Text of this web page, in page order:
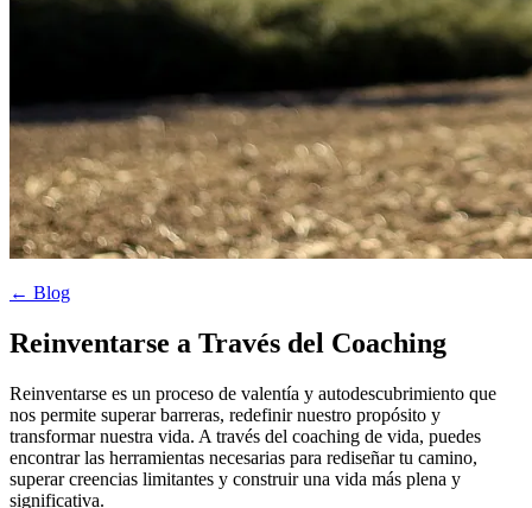
← Blog
Reinventarse a Través del Coaching
Reinventarse es un proceso de valentía y autodescubrimiento que
nos permite superar barreras, redefinir nuestro propósito y
transformar nuestra vida. A través del coaching de vida, puedes
encontrar las herramientas necesarias para rediseñar tu camino,
superar creencias limitantes y construir una vida más plena y
significativa.